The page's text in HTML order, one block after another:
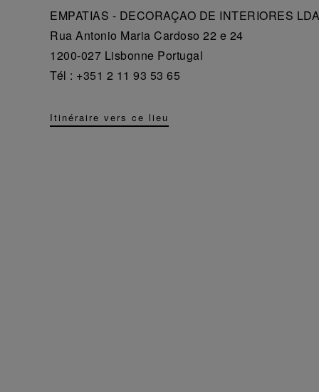
EMPATIAS - DECORAÇAO DE INTERIORES LDA
Rua Antonio Maria Cardoso 22 e 24
1200-027 Lisbonne Portugal
Tél : +351 2 11 93 53 65
Itinéraire vers ce lieu